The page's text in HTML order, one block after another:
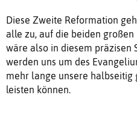
Diese Zweite Reformation
alle zu, auf die beiden großen
wäre also in diesem präzisen
werden uns um des
mehr lange unsere
leisten können.